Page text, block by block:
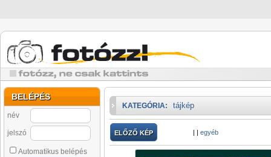
BELÉPÉS
név
jelszó
Automatikus belépés
KATEGÓRIA: tájkép
ELŐZŐ KÉP | | egyéb